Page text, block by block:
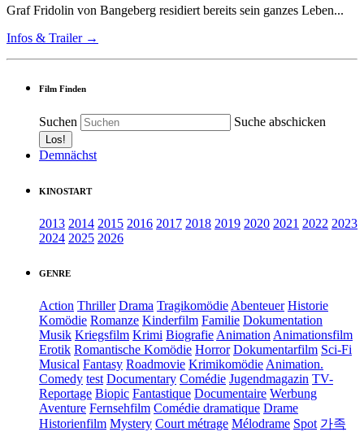
Graf Fridolin von Bangeberg residiert bereits sein ganzes Leben...
Infos & Trailer →
Film Finden
Suchen Suche abschicken
Demnächst
KINOSTART
2013 2014 2015 2016 2017 2018 2019 2020 2021 2022 2023
2024 2025 2026
GENRE
Action Thriller Drama TragikomödieAbenteuer Historie
Komödie Romanze Kinderfilm Familie Dokumentation
Musik Kriegsfilm Krimi BiografieAnimationAnimationsfilm
Erotik Romantische Komödie Horror Dokumentarfilm Sci-Fi
Musical Fantasy Roadmovie KrimikomödieAnimation.
Comedy test Documentary Comédie Jugendmagazin TV-
Reportage Biopic Fantastique Documentaire Werbung
Aventure Fernsehfilm Comédie dramatique Drame
Historienfilm Mystery Court métrage Mélodrame Spot 가족